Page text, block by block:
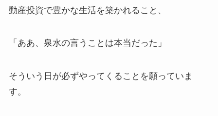
動産投資で豊かな生活を築かれること、
「ああ、泉水の言うことは本当だった」
そういう日が必ずやってくることを願っていま
す。